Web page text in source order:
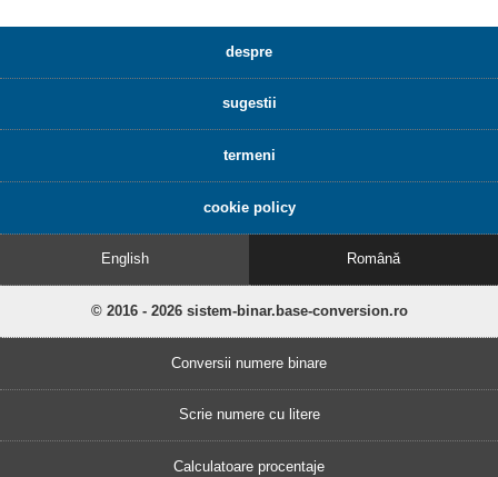
despre
sugestii
termeni
cookie policy
English Română
© 2016 - 2026 sistem-binar.base-conversion.ro
Conversii numere binare
Scrie numere cu litere
Calculatoare procentaje